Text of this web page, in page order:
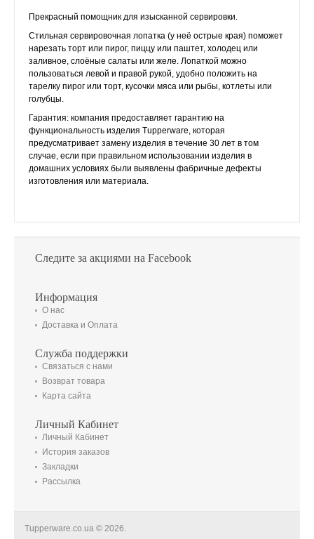
Прекрасный помощник для изысканной сервировки.
Стильная сервировочная лопатка (у неё острые края) поможет
нарезать торт или пирог, пиццу или паштет, холодец или
заливное, слоёные салаты или желе. Лопаткой можно
пользоваться левой и правой рукой, удобно положить на
тарелку пирог или торт, кусочки мяса или рыбы, котлеты или
голубцы.
Гарантия: компания предоставляет гарантию на
функциональность изделия Tupperware, которая
предусматривает замену изделия в течение 30 лет в том
случае, если при правильном использовании изделия в
домашних условиях были выявлены фабричные дефекты
изготовления или материала.
Следите за акциями на Facebook
Информация
О нас
Доставка и Оплата
Служба поддержки
Связаться с нами
Возврат товара
Карта сайта
Личный Кабинет
Личный Кабинет
История заказов
Закладки
Рассылка
Tupperware.co.ua © 2026.